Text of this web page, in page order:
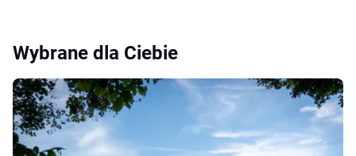
Wybrane dla Ciebie